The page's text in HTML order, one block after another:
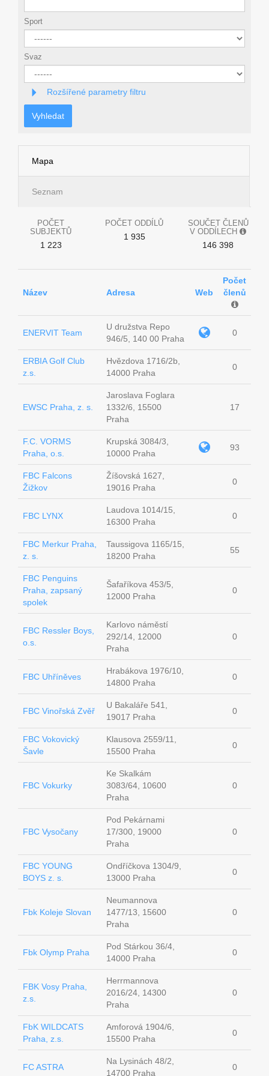
Sport
Svaz
Rozšířené parametry filtru
Vyhledat
Mapa
Seznam
POČET
SUBJEKTŮ
1 223
POČET ODDÍLŮ
1 935
SOUČET ČLENŮ
V ODDÍLECH
146 398
Název Adresa Web
Počet
členů
ENERVIT Team
U družstva Repo
946/5, 140 00 Praha
0
ERBIA Golf Club
z.s.
Hvězdova 1716/2b,
14000 Praha
0
EWSC Praha, z. s.
Jaroslava Foglara
1332/6, 15500
Praha
17
F.C. VORMS
Praha, o.s.
Krupská 3084/3,
10000 Praha
93
FBC Falcons
Žižkov
Žíšovská 1627,
19016 Praha
0
FBC LYNX
Laudova 1014/15,
16300 Praha
0
FBC Merkur Praha,
z. s.
Taussigova 1165/15,
18200 Praha
55
FBC Penguins
Praha, zapsaný
spolek
Šafaříkova 453/5,
12000 Praha
0
FBC Ressler Boys,
o.s.
Karlovo náměstí
292/14, 12000
Praha
0
FBC Uhříněves
Hrabákova 1976/10,
14800 Praha
0
FBC Vinořská Zvěř
U Bakaláře 541,
19017 Praha
0
FBC Vokovický
Šavle
Klausova 2559/11,
15500 Praha
0
FBC Vokurky
Ke Skalkám
3083/64, 10600
Praha
0
FBC Vysočany
Pod Pekárnami
17/300, 19000
Praha
0
FBC YOUNG
BOYS z. s.
Ondříčkova 1304/9,
13000 Praha
0
Fbk Koleje Slovan
Neumannova
1477/13, 15600
Praha
0
Fbk Olymp Praha
Pod Stárkou 36/4,
14000 Praha
0
FBK Vosy Praha,
z.s.
Herrmannova
2016/24, 14300
Praha
0
FbK WILDCATS
Praha, z.s.
Amforová 1904/6,
15500 Praha
0
FC ASTRA
Na Lysinách 48/2,
14700 Praha
0